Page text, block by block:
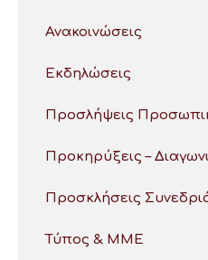
Ανακοινώσεις
Εκδηλώσεις
Προσλήψεις
Προκηρύξεις –
Προσκλήσεις
Τύπος & ΜΜΕ